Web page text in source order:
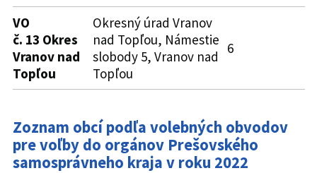
VO
č. 13 Okres
Vranov nad
Topľou
Okresný úrad Vranov
nad Topľou, Námestie
slobody 5, Vranov nad
Topľou
6
Zoznam obcí podľa volebných obvodov
pre voľby do orgánov Prešovského
samosprávneho kraja v roku 2022